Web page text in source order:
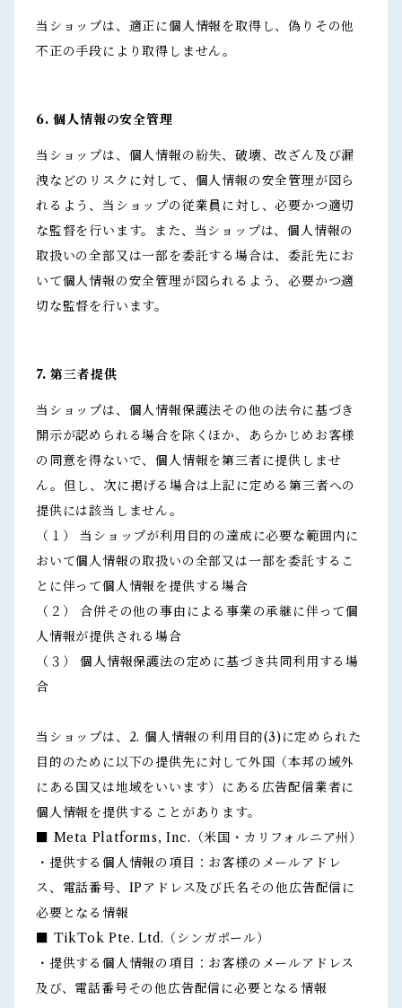
当ショップは、適正に個人情報を取得し、偽りその他
不正の手段により取得しません。
6. 個人情報の安全管理
当ショップは、個人情報の紛失、破壊、改ざん及び漏
洩などのリスクに対して、個人情報の安全管理が図ら
れるよう、当ショップの従業員に対し、必要かつ適切
な監督を行います。また、当ショップは、個人情報の
取扱いの全部又は一部を委託する場合は、委託先にお
いて個人情報の安全管理が図られるよう、必要かつ適
切な監督を行います。
7. 第三者提供
当ショップは、個人情報保護法その他の法令に基づき
開示が認められる場合を除くほか、あらかじめお客様
の同意を得ないで、個人情報を第三者に提供しませ
ん。但し、次に掲げる場合は上記に定める第三者への
提供には該当しません。
（１） 当ショップが利用目的の達成に必要な範囲内に
おいて個人情報の取扱いの全部又は一部を委託するこ
とに伴って個人情報を提供する場合
（２） 合併その他の事由による事業の承継に伴って個
人情報が提供される場合
（３） 個人情報保護法の定めに基づき共同利用する場
合
当ショップは、2. 個人情報の利用目的(3)に定められた
目的のために以下の提供先に対して外国（本邦の域外
にある国又は地域をいいます）にある広告配信業者に
個人情報を提供することがあります。
■ Meta Platforms, Inc.（米国・カリフォルニア州）
・提供する個人情報の項目：お客様のメールアドレ
ス、電話番号、IPアドレス及び氏名その他広告配信に
必要となる情報
■ TikTok Pte. Ltd.（シンガポール）
・提供する個人情報の項目：お客様のメールアドレス
及び、電話番号その他広告配信に必要となる情報